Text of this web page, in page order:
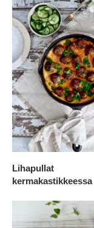
Lihapullat
kermakastikkeessa